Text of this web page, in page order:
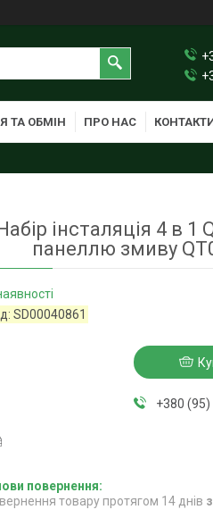
ТА ОБМІН ПРО НАС
інсталяція 4 в 1
панеллю змиву
SD00040861
+380
товару протягом 14 днів